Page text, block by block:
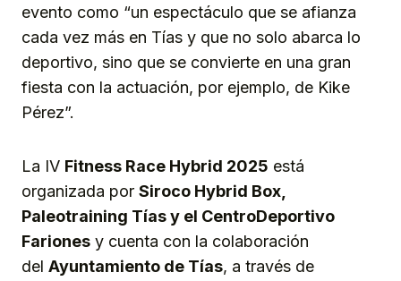
evento como “un espectáculo que se afianza
cada vez más en Tías y que no solo abarca lo
deportivo, sino que se convierte en una gran
fiesta con la actuación, por ejemplo, de Kike
Pérez”.
La IV Fitness Race Hybrid 2025 está
organizada por Siroco Hybrid Box,
Paleotraining Tías y el CentroDeportivo
Fariones y cuenta con la colaboración
del Ayuntamiento de Tías, a través de